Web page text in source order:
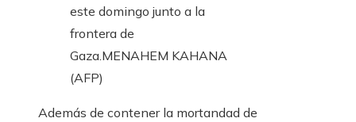
este domingo junto a la
frontera de
Gaza.MENAHEM KAHANA
(AFP)
Además de contener la mortandad de